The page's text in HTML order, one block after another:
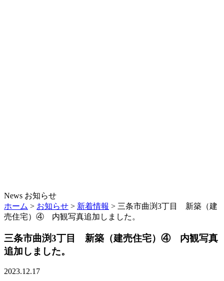
News お知らせ
ホーム > お知らせ > 新着情報 > 三条市曲渕3丁目 新築（建
売住宅）④ 内観写真追加しました。
三条市曲渕3丁目 新築（建売住宅）④ 内観写真
追加しました。
2023.12.17